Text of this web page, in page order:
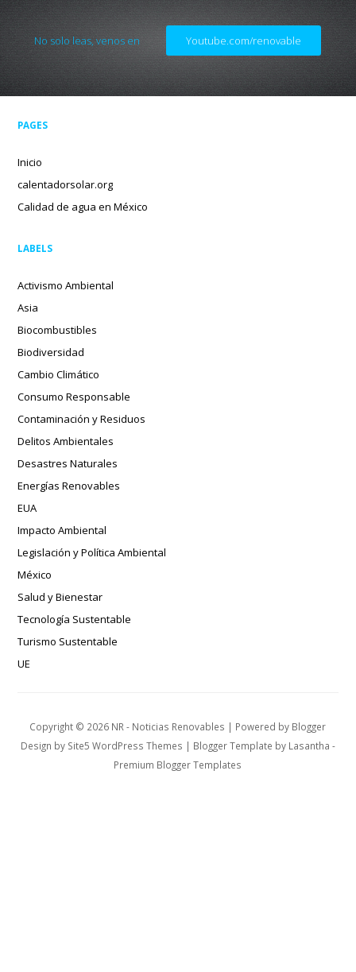
No solo leas, venos en Youtube.com/renovable
PAGES
Inicio
calentadorsolar.org
Calidad de agua en México
LABELS
Activismo Ambiental
Asia
Biocombustibles
Biodiversidad
Cambio Climático
Consumo Responsable
Contaminación y Residuos
Delitos Ambientales
Desastres Naturales
Energías Renovables
EUA
Impacto Ambiental
Legislación y Política Ambiental
México
Salud y Bienestar
Tecnología Sustentable
Turismo Sustentable
UE
Copyright © 2026 NR - Noticias Renovables | Powered by Blogger
Design by Site5 WordPress Themes | Blogger Template by Lasantha -
Premium Blogger Templates